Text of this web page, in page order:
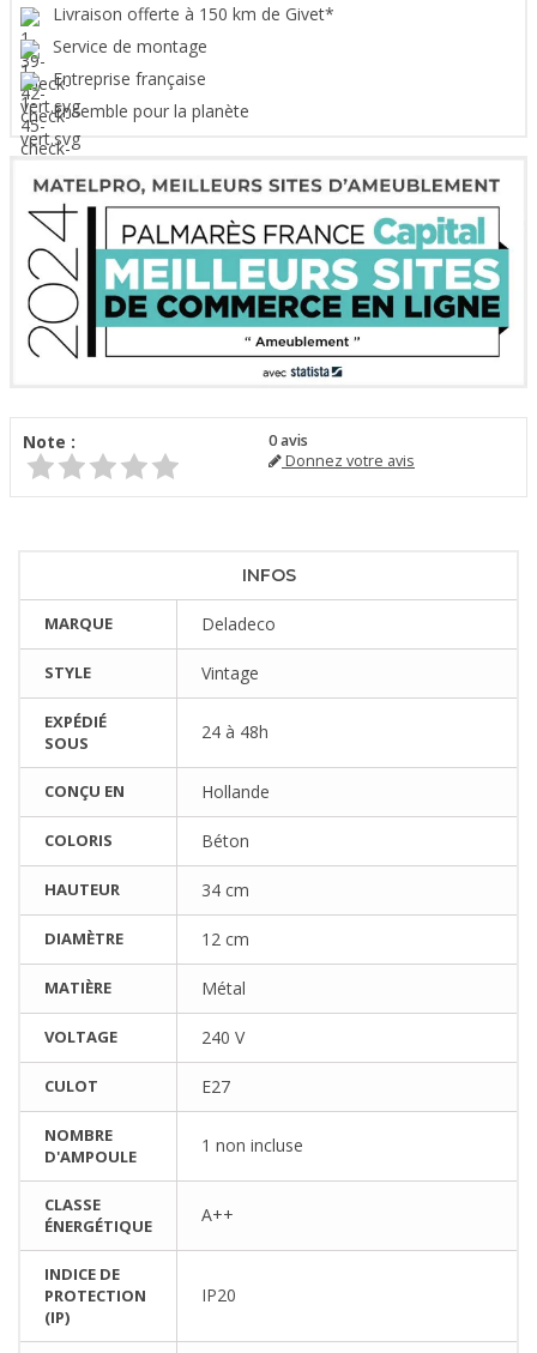
Livraison offerte à 150 km de Givet*
Service de montage
Entreprise française
Ensemble pour la planète
Note : 0avis
Donnez votre avis
INFOS
MARQUE Deladeco
STYLE Vintage
EXPÉDIÉ
SOUS
24 à 48h
CONÇU EN Hollande
COLORIS Béton
HAUTEUR 34 cm
DIAMÈTRE 12 cm
MATIÈRE Métal
VOLTAGE 240 V
CULOT E27
NOMBRE
D'AMPOULE
1 non incluse
CLASSE
ÉNERGÉTIQUE
A++
INDICE DE
PROTECTION
(IP)
IP20